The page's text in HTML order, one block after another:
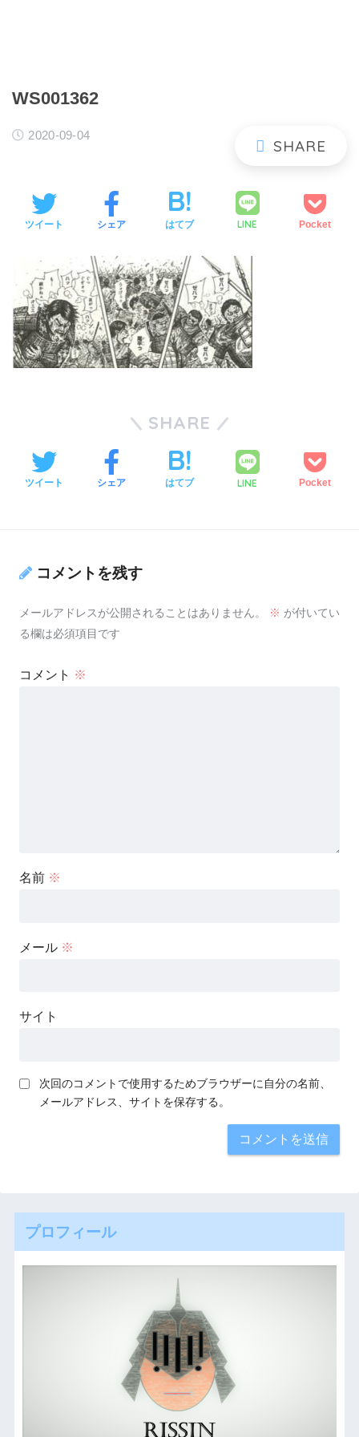
WS001362
2020-09-04
ツイート シェア はてブ LINE Pocket
SHARE
ツイート シェア はてブ LINE Pocket
コメントを残す
メールアドレスが公開されることはありません。 ※ が付いてい
る欄は必須項目です
コメント ※
名前 ※
メール ※
サイト
次回のコメントで使用するためブラウザーに自分の名前、
メールアドレス、サイトを保存する。
プロフィール